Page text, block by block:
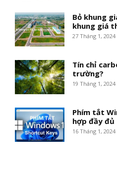
Bỏ khung
khung giá
27 Tháng 1, 2024
Tín chỉ
trường?
19 Tháng 1, 2024
Phím tắt
hợp đầy đủ
16 Tháng 1, 2024